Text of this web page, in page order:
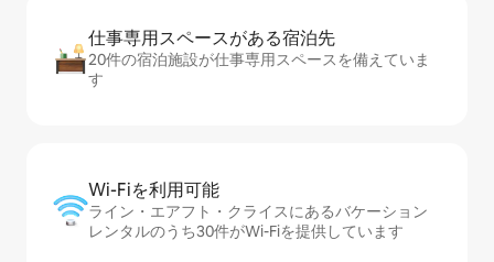
仕事専用ス⁠ペ⁠ー⁠スがあ⁠る宿⁠泊⁠先
20件の宿泊施設が仕事専用スペースを備えていま
す
Wi-Fiを利⁠用⁠可⁠能
ライン・エアフト・クライスにあるバケーション
レンタルのうち30件がWi-Fiを提供しています